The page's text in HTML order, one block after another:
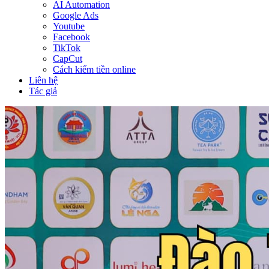
AI Automation
Google Ads
Youtube
Facebook
TikTok
CapCut
Cách kiếm tiền online
Liên hệ
Tác giả